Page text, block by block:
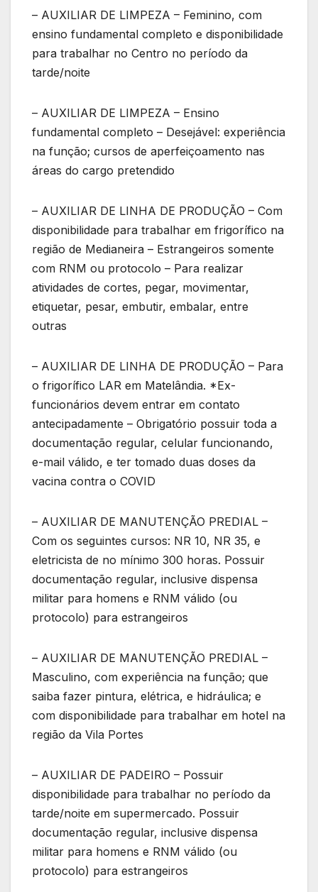
– AUXILIAR DE LIMPEZA – Feminino, com
ensino fundamental completo e disponibilidade
para trabalhar no Centro no período da
tarde/noite
– AUXILIAR DE LIMPEZA – Ensino
fundamental completo – Desejável: experiência
na função; cursos de aperfeiçoamento nas
áreas do cargo pretendido
– AUXILIAR DE LINHA DE PRODUÇÃO – Com
disponibilidade para trabalhar em frigorífico na
região de Medianeira – Estrangeiros somente
com RNM ou protocolo – Para realizar
atividades de cortes, pegar, movimentar,
etiquetar, pesar, embutir, embalar, entre
outras
– AUXILIAR DE LINHA DE PRODUÇÃO – Para
o frigorífico LAR em Matelândia. *Ex-
funcionários devem entrar em contato
antecipadamente – Obrigatório possuir toda a
documentação regular, celular funcionando,
e-mail válido, e ter tomado duas doses da
vacina contra o COVID
– AUXILIAR DE MANUTENÇÃO PREDIAL –
Com os seguintes cursos: NR 10, NR 35, e
eletricista de no mínimo 300 horas. Possuir
documentação regular, inclusive dispensa
militar para homens e RNM válido (ou
protocolo) para estrangeiros
– AUXILIAR DE MANUTENÇÃO PREDIAL –
Masculino, com experiência na função; que
saiba fazer pintura, elétrica, e hidráulica; e
com disponibilidade para trabalhar em hotel na
região da Vila Portes
– AUXILIAR DE PADEIRO – Possuir
disponibilidade para trabalhar no período da
tarde/noite em supermercado. Possuir
documentação regular, inclusive dispensa
militar para homens e RNM válido (ou
protocolo) para estrangeiros